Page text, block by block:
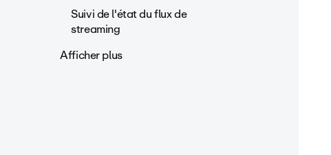
Suivi de l'état du flux de
streaming
Afficher plus